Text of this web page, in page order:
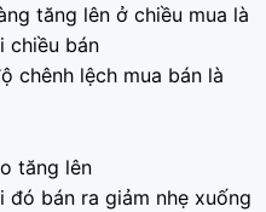
tăng lên ở chiều mua là
chiều bán
chênh lệch mua bán là
tăng lên
đó bán ra giảm nhẹ xuống